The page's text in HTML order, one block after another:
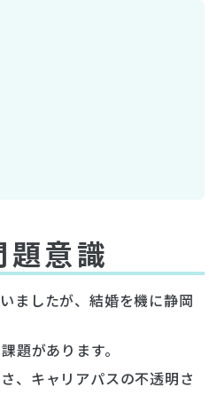
意識
ましたが、結婚を機に静岡
題があります。
、キャリアパスの不透明さ